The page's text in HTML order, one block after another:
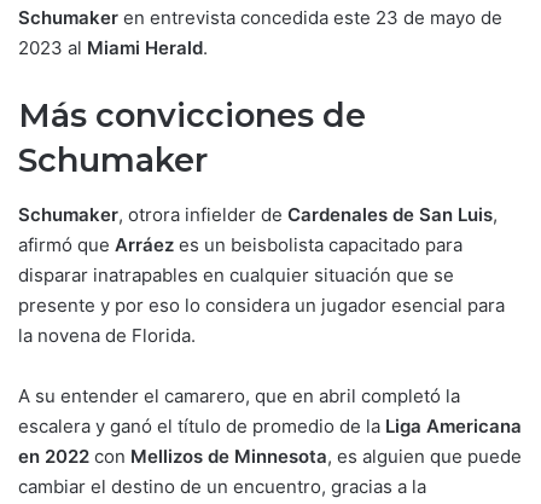
Schumaker en entrevista concedida este 23 de mayo de
2023 al Miami Herald.
Más convicciones de
Schumaker
Schumaker, otrora infielder de Cardenales de San Luis,
afirmó que Arráez es un beisbolista capacitado para
disparar inatrapables en cualquier situación que se
presente y por eso lo considera un jugador esencial para
la novena de Florida.
A su entender el camarero, que en abril completó la
escalera y ganó el título de promedio de la Liga Americana
en 2022 con Mellizos de Minnesota, es alguien que puede
cambiar el destino de un encuentro, gracias a la